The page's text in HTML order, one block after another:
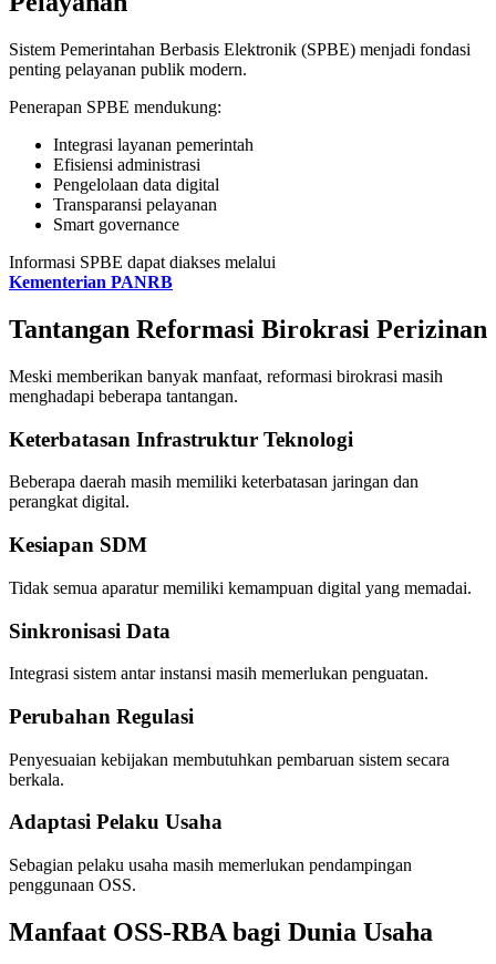
Sistem Pemerintahan Berbasis Elektronik (SPBE) menjadi fondasi
penting pelayanan publik modern.
Penerapan SPBE mendukung:
Integrasi layanan pemerintah
Efisiensi administrasi
Pengelolaan data digital
Transparansi pelayanan
Smart governance
Informasi SPBE dapat diakses melalui
Kementerian PANRB
Tantangan Reformasi Birokrasi Perizinan
Meski memberikan banyak manfaat, reformasi birokrasi masih
menghadapi beberapa tantangan.
Keterbatasan Infrastruktur Teknologi
Beberapa daerah masih memiliki keterbatasan jaringan dan
perangkat digital.
Kesiapan SDM
Tidak semua aparatur memiliki kemampuan digital yang memadai.
Sinkronisasi Data
Integrasi sistem antar instansi masih memerlukan penguatan.
Perubahan Regulasi
Penyesuaian kebijakan membutuhkan pembaruan sistem secara
berkala.
Adaptasi Pelaku Usaha
Sebagian pelaku usaha masih memerlukan pendampingan
penggunaan OSS.
Manfaat OSS-RBA bagi Dunia Usaha